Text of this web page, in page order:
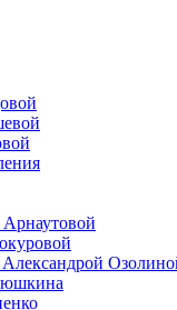
Александрой